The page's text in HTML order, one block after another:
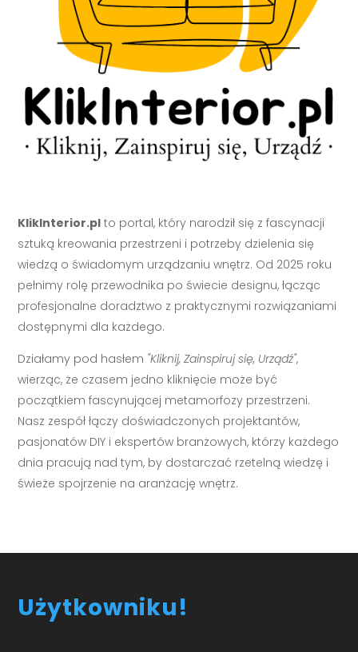
KlikInterior.pl to portal, który narodził się z fascynacji
sztuką kreowania przestrzeni i potrzeby dzielenia się
wiedzą o świadomym urządzaniu wnętrz. Od 2025 roku
pełnimy rolę przewodnika po świecie designu, łącząc
profesjonalne doradztwo z praktycznymi rozwiązaniami
dostępnymi dla każdego.
Działamy pod hasłem "Kliknij, Zainspiruj się, Urządź",
wierząc, że czasem jedno kliknięcie może być
początkiem fascynującej metamorfozy przestrzeni.
Nasz zespół łączy doświadczonych projektantów,
pasjonatów DIY i ekspertów branżowych, którzy każdego
dnia pracują nad tym, by dostarczać rzetelną wiedzę i
świeże spojrzenie na aranżację wnętrz.
Użytkowniku!